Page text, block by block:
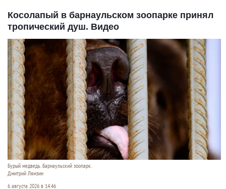
Косолапый в барнаульском зоопарке принял
тропический душ. Видео
Бурый медведь. Барнаульский зоопарк.
Дмитрий Лямзин
6 августа 2026 в 14:46